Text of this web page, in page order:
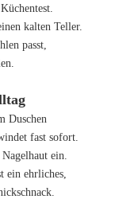
kalten Teller.
passt,
Duschen
fast sofort.
ein.
ein ehrliches,